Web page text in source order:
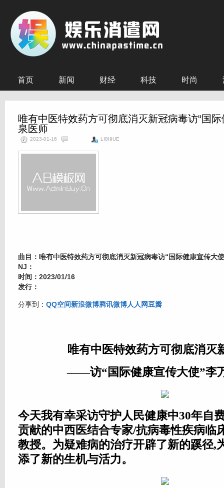
首页 新闻 财经 科技 时尚
唯有中医特效药方可彻底消灭新冠病毒访“国
泉医师
2023-01-16 LI8I9UE
曲目：唯有中医特效药方可彻底消灭新冠病毒访“国际健康宣传大
NJ：
时间：2023/01/16
发行：
分享到： QQ空间新浪微博腾讯微博人人网豆瓣
唯有中医特效药方可彻底消灭
——访“国际健康宣传大使”李
今天我有幸采访守护人民健康中30年自
贡献的中西医结合专家/抗病毒性疾病
教授。为疑难病的治疗开辟了新的蹊径,
添了新的生机与活力。